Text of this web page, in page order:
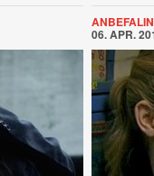
06. APR.